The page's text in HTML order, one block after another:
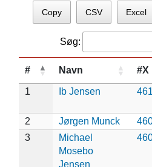
Copy CSV Excel
Søg:
# Navn #X
1 Ib Jensen 461
2
Jørgen Munck
3
Michael
Mosebo
Jensen